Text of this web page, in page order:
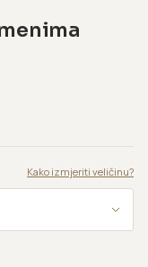
Kako izmjeriti veličinu?